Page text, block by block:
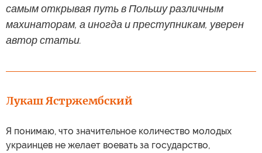
самым открывая путь в Польшу различным
махинаторам, а иногда и преступникам, уверен
автор статьи.
Лукаш Ястржембский
Я понимаю, что значительное количество молодых
украинцев не желает воевать за государство,